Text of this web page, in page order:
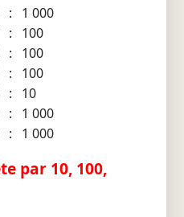
: 1 000
: 100
: 100
: 100
: 10
: 1 000
: 1 000
par 10, 100,